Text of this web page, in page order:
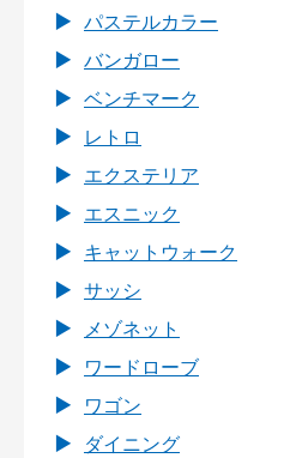
パステルカラー
バンガロー
ベンチマーク
レトロ
エクステリア
エスニック
キャットウォーク
サッシ
メゾネット
ワードローブ
ワゴン
ダイニング